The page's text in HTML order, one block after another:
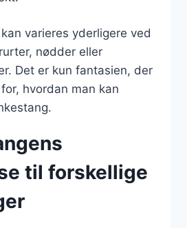
varieres yderligere ved
nødder eller
Det er kun fantasien, der
hvordan man kan
til forskellige